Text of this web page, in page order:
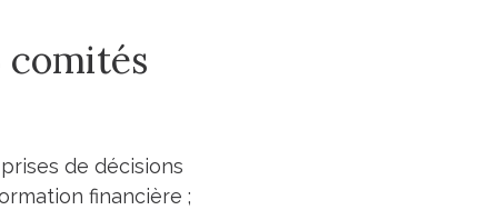
comités
de décisions
financière ;